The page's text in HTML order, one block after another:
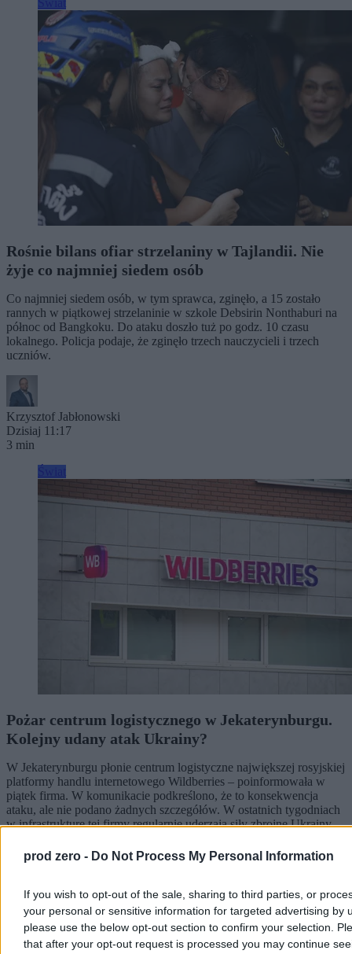
prod zero - Do Not Process My Personal Information
If you wish to opt-out of the sale, sharing to third parties, or
your personal or sensitive information for targeted advertising by
please use the below opt-out section to confirm your selection.
that after your opt-out request is processed you may continue
Rośnie bilans ofiar strzelaniny w Tajlandii. Nie
żyje co najmniej siedem osób
Co najmniej siedem osób, w tym sprawca, zginęło, a 15 zostało
rannych w piątkowej strzelaninie w szkole Debsirin Nonthaburi na
północ od Bangkoku. Do ataku doszło tuż po godz. 10 czasu
lokalnego. Policja podaje, że zginęło trzech nauczycieli i trzech
uczniów.
Krzysztof Jabłonowski
Dzisiaj 11:17
3 min
Pożar centrum logistycznego w Jekaterynburgu.
Kolejny udany atak Ukrainy?
W Jekaterynburgu płonie centrum logistyczne największej rosyjskiej
platformy handlu internetowego Wildberries – poinformowała w
piątek firma. W komunikacie podkreślono, że to konsekwencja
ataku, ale nie podano żadnych szczegółów. W ostatnich tygodniach
w infrastrukturę tej firmy regularnie uderzają siły zbrojne Ukrainy.
Dzisiaj 09:33
3 min
Reklama
Reklama